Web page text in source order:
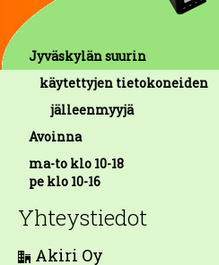
Jyväskylän suurin
käytettyjen tietokoneiden
jälleenmyyjä
Avoinna
ma-to klo 10-18
pe klo 10-16
Yhteystiedot
Akiri Oy